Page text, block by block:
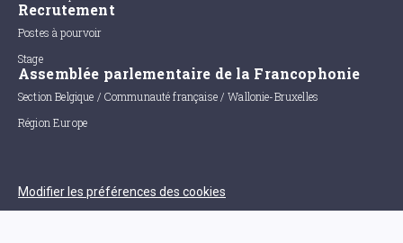
Recrutement
Postes à pourvoir
Stage
Assemblée parlementaire de la Francophonie
Section Belgique / Communauté française / Wallonie-Bruxelles
Région Europe
Modifier les préférences des cookies